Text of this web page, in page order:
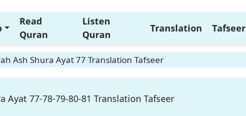
Read
Quran
Listen
Quran
Translation Tafseer
Ash Shura Ayat 77 Translation Tafseer
Ayat 77-78-79-80-81 Translation Tafseer